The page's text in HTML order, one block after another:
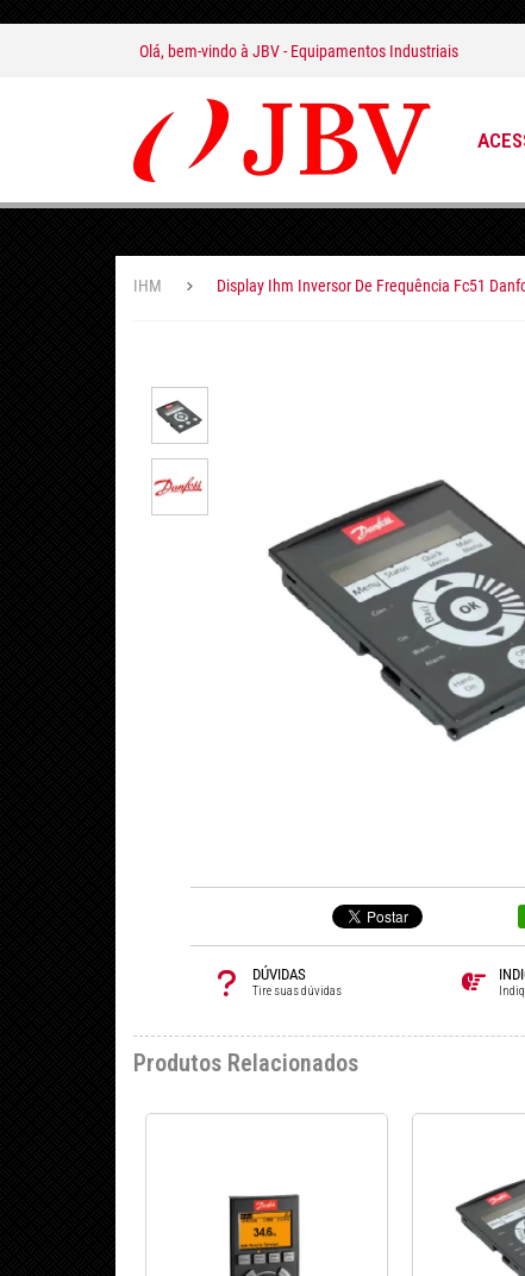
Olá, bem-vindo à JBV - Equipamentos Industriais
IHM Display Ihm Inversor De Frequência Fc51
DÚVIDAS
Tire suas dúvidas
Produtos Relacionados